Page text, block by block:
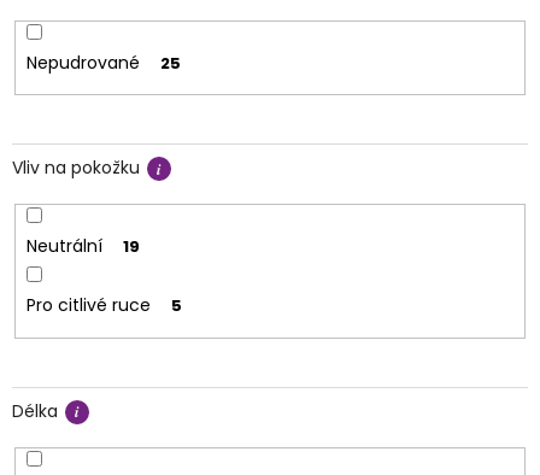
Nepudrované 25
Vliv na pokožku
Neutrální 19
Pro citlivé ruce 5
Délka